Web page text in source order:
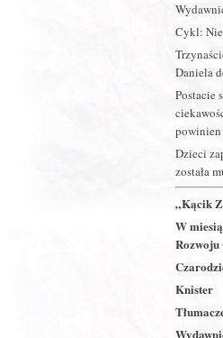
Cykl:
Daniela
Postacie
powinien
Dzieci
została
„Kącik
W
Rozwoju
Knister